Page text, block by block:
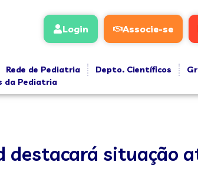
Login Associe-se
Rede de Pediatria Depto. Científicos
da Pediatria
destacará situação